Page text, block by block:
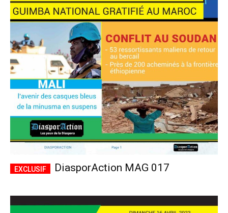
DiasporAction MAG 017